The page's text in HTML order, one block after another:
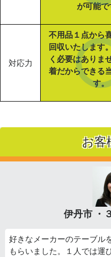
が可能で
対応力
不用品１点から
回収いたします
く必要はありま
着だからできる
す。
お客
伊丹市 ・
好きなメーカーのテーブル
もらいました。１人では運